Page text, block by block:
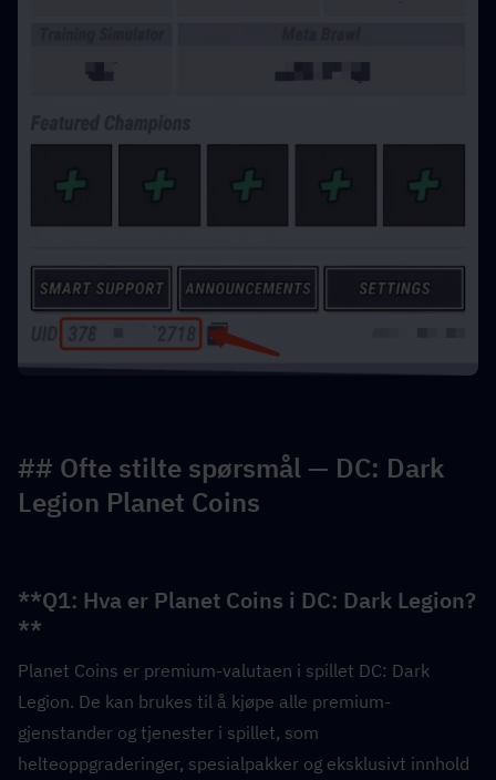
## Ofte stilte spørsmål — DC: Dark
Legion Planet Coins
**Q1: Hva er Planet Coins i DC: Dark Legion?
**
Planet Coins er premium-valutaen i spillet DC: Dark
Legion. De kan brukes til å kjøpe alle premium-
gjenstander og tjenester i spillet, som
helteoppgraderinger, spesialpakker og eksklusivt innhold